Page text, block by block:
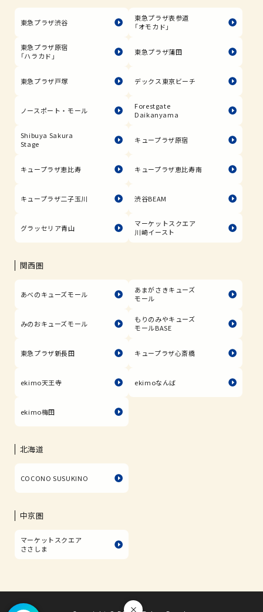
東急プラザ渋谷
東急プラザ表参道
「オモカド」
東急プラザ原宿
「ハラカド」
東急プラザ蒲田
東急プラザ戸塚 デックス東京ビーチ
ノースポート・モール
Forestgate
Daikanyama
Shibuya Sakura
Stage
キュープラザ原宿
キュープラザ恵比寿 キュープラザ恵比寿南
キュープラザ二子玉川 渋谷BEAM
グラッセリア青山
マーケットスクエア
川崎イースト
関西圏
あべのキューズモール
あまがさきキューズ
モール
みのおキューズモール
もりのみやキューズ
モールBASE
東急プラザ新長田 キュープラザ心斎橋
ekimo天王寺 ekimoなんば
ekimo梅田
北海道
COCONO SUSUKINO
中京圏
マーケットスクエア
ささしま